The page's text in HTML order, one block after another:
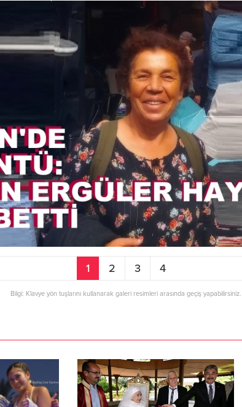
1 2 3 4
Bilgi: Klavye yön tuşlarını kullanarak galeri resimleri arasında geçiş yapabilirsiniz.